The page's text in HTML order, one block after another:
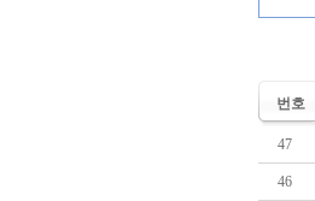
번호
47
46